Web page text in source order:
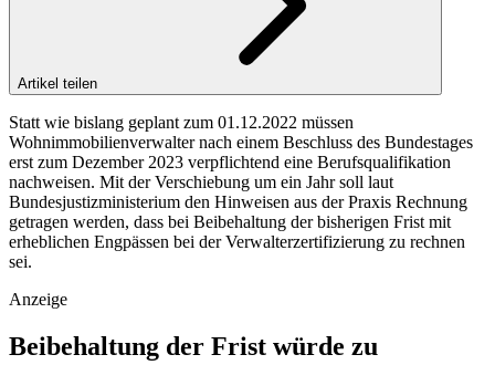
Artikel teilen
Statt wie bislang geplant zum 01.12.2022 müssen
Wohnimmobilienverwalter nach einem Beschluss des Bundestages
erst zum Dezember 2023 verpflichtend eine Berufsqualifikation
nachweisen. Mit der Verschiebung um ein Jahr soll laut
Bundesjustizministerium den Hinweisen aus der Praxis Rechnung
getragen werden, dass bei Beibehaltung der bisherigen Frist mit
erheblichen Engpässen bei der Verwalterzertifizierung zu rechnen
sei.
Anzeige
Beibehaltung der Frist würde zu